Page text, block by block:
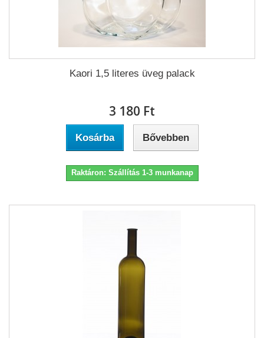
Kaori 1,5 literes üveg palack
3 180 Ft‎
Kosárba Bővebben
Raktáron: Szállítás 1-3 munkanap